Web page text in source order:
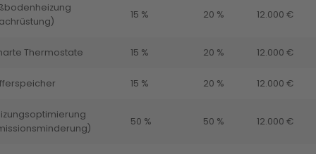
15 % 20 % 12.000 €
Thermostate 15 % 20 % 12.000 €
15 % 20 % 12.000 €
50 % 50 % 12.000 €